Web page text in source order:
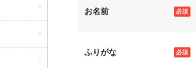
お名前
ふりがな